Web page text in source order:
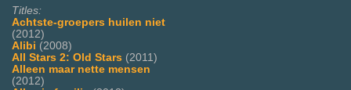
Titles:
Achtste-groepers huilen niet
(2012)
Alibi (2008)
All Stars 2: Old Stars (2011)
Alleen maar nette mensen
(2012)